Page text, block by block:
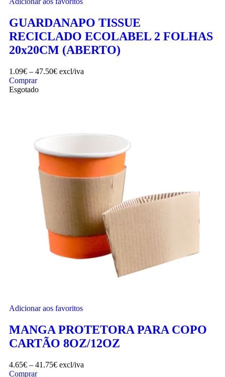
GUARDANAPO TISSUE
RECICLADO ECOLABEL 2 FOLHAS
20x20CM (ABERTO)
1.09€ – 47.50€ excl/iva
Comprar
Esgotado
Adicionar aos favoritos
MANGA PROTETORA PARA COPO
CARTÃO 8OZ/12OZ
4.65€ – 41.75€ excl/iva
Comprar